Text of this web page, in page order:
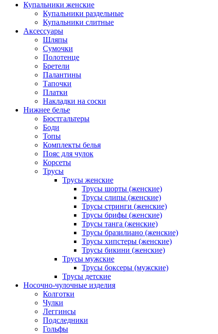
Купальники женские
Купальники раздельные
Купальники слитные
Аксессуары
Шляпы
Сумочки
Полотенце
Бретели
Палантины
Тапочки
Платки
Накладки на соски
Нижнее белье
Бюстгальтеры
Боди
Топы
Комплекты белья
Пояс для чулок
Корсеты
Трусы
Трусы женские
Трусы шорты (женские)
Трусы слипы (женские)
Трусы стринги (женские)
Трусы брифы (женские)
Трусы танга (женские)
Трусы бразилиано (женские)
Трусы хипстеры (женские)
Трусы бикини (женские)
Трусы мужские
Трусы боксеры (мужские)
Трусы детские
Носочно-чулочные изделия
Колготки
Чулки
Леггинсы
Подследники
Гольфы